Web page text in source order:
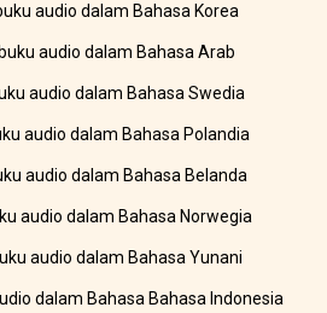
audio dalam Bahasa Korea
audio dalam Bahasa Arab
audio dalam Bahasa Swedia
audio dalam Bahasa Polandia
audio dalam Bahasa Belanda
audio dalam Bahasa Norwegia
audio dalam Bahasa Yunani
dalam Bahasa Bahasa Indonesia